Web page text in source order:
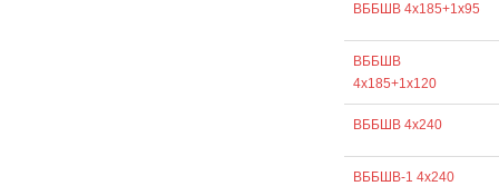
ВББШВ 4х185+1х95
ВББШВ
4х185+1х120
ВББШВ 4х240
ВББШВ-1 4х240